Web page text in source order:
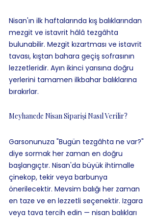
Nisan'ın ilk haftalarında kış balıklarından
mezgit ve istavrit hâlâ tezgâhta
bulunabilir. Mezgit kızartması ve istavrit
tavası, kıştan bahara geçiş sofrasının
lezzetleridir. Ayın ikinci yarısına doğru
yerlerini tamamen ilkbahar balıklarına
bırakırlar.
Meyhanede Nisan Siparişi Nasıl Verilir?
Garsonunuza "Bugün tezgâhta ne var?"
diye sormak her zaman en doğru
başlangıçtır. Nisan'da büyük ihtimalle
çinekop, tekir veya barbunya
önerilecektir. Mevsim balığı her zaman
en taze ve en lezzetli seçenektir. Izgara
veya tava tercih edin — nisan balıkları